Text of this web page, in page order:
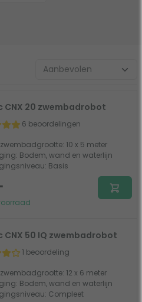
haalt.
CNX 20 zwembadrobot
6 beoordelingen
10 x 5 meter
Bodem, wand en waterlijn
Basis
CNX 50 IQ zwembadrobot
1 beoordeling
12 x 6 meter
Bodem, wand en waterlijn
Compleet